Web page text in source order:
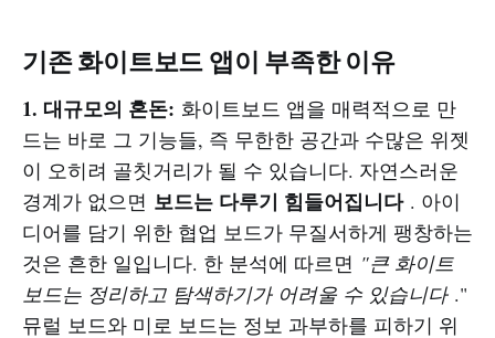
기존 화이트보드 앱이 부족한 이유
1. 대규모의 혼돈: 화이트보드 앱을 매력적으로 만
드는 바로 그 기능들, 즉 무한한 공간과 수많은 위젯
이 오히려 골칫거리가 될 수 있습니다. 자연스러운
경계가 없으면 보드는 다루기 힘들어집니다. 아이
디어를 담기 위한 협업 보드가 무질서하게 팽창하는
것은 흔한 일입니다. 한 분석에 따르면 "큰 화이트
보드는 정리하고 탐색하기가 어려울 수 있습니다."
뮤럴 보드와 미로 보드는 정보 과부하를 피하기 위